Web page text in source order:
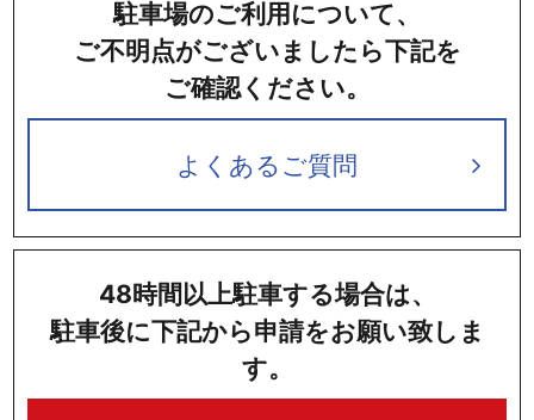
駐車場のご利用について、
ご不明点がございましたら下記を
ご確認ください。
よくあるご質問
48時間以上駐車する場合は、
駐車後に下記から申請をお願い致しま
す。